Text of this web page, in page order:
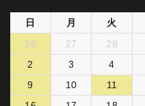
日 月 火
26
27 28
2
3 4
9
10 11